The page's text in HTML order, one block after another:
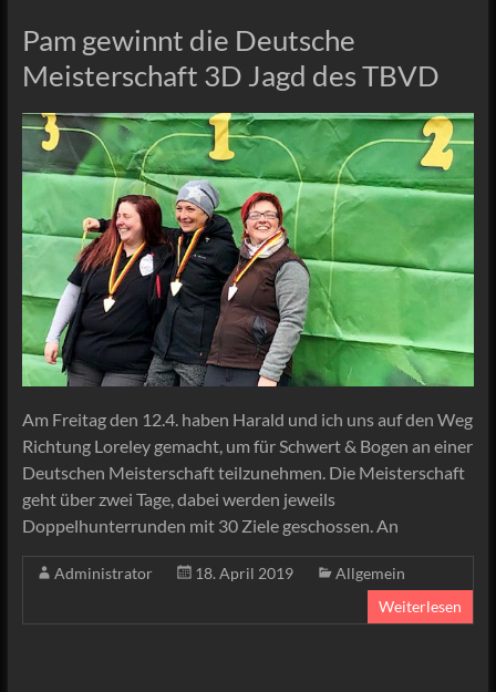
Pam gewinnt die Deutsche
Meisterschaft 3D Jagd des TBVD
Am Freitag den 12.4. haben Harald und ich uns auf den Weg
Richtung Loreley gemacht, um für Schwert & Bogen an einer
Deutschen Meisterschaft teilzunehmen. Die Meisterschaft
geht über zwei Tage, dabei werden jeweils
Doppelhunterrunden mit 30 Ziele geschossen. An
Administrator 18. April 2019
Allgemein
Weiterlesen